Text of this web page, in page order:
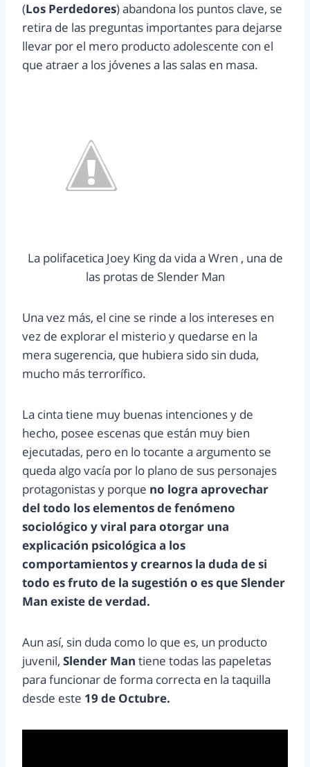
(Los Perdedores) abandona los puntos clave, se
retira de las preguntas importantes para dejarse
llevar por el mero producto adolescente con el
que atraer a los jóvenes a las salas en masa.
La polifacetica Joey King da vida a Wren , una de
las protas de Slender Man
Una vez más, el cine se rinde a los intereses en
vez de explorar el misterio y quedarse en la
mera sugerencia, que hubiera sido sin duda,
mucho más terrorífico.
La cinta tiene muy buenas intenciones y de
hecho, posee escenas que están muy bien
ejecutadas, pero en lo tocante a argumento se
queda algo vacía por lo plano de sus personajes
protagonistas y porque no logra aprovechar
del todo los elementos de fenómeno
sociológico y viral para otorgar una
explicación psicológica a los
comportamientos y crearnos la duda de si
todo es fruto de la sugestión o es que Slender
Man existe de verdad.
Aun así, sin duda como lo que es, un producto
juvenil, Slender Man tiene todas las papeletas
para funcionar de forma correcta en la taquilla
desde este 19 de Octubre.